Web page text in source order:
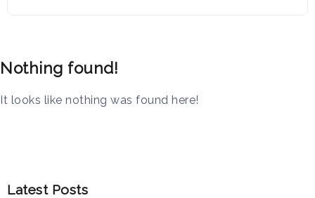
Nothing found!
It looks like nothing was found here!
Latest Posts